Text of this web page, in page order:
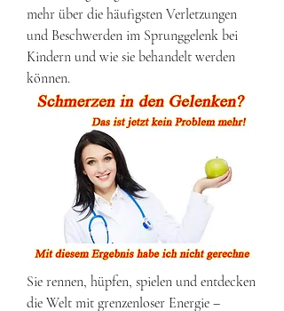
mehr über die häufigsten Verletzungen
und Beschwerden im Sprunggelenk bei
Kindern und wie sie behandelt werden
können.
Sie rennen, hüpfen, spielen und entdecken
die Welt mit grenzenloser Energie –